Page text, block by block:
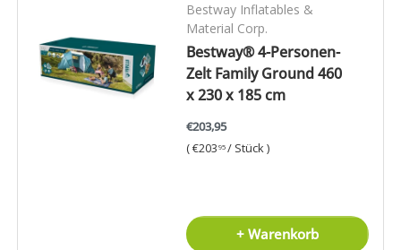
Bestway Inflatables &
Material Corp.
Bestway® 4-Personen-
Zelt Family Ground 460
x 230 x 185 cm
€203,95
Grundpreis
€203 95 / Stück
+ Warenkorb